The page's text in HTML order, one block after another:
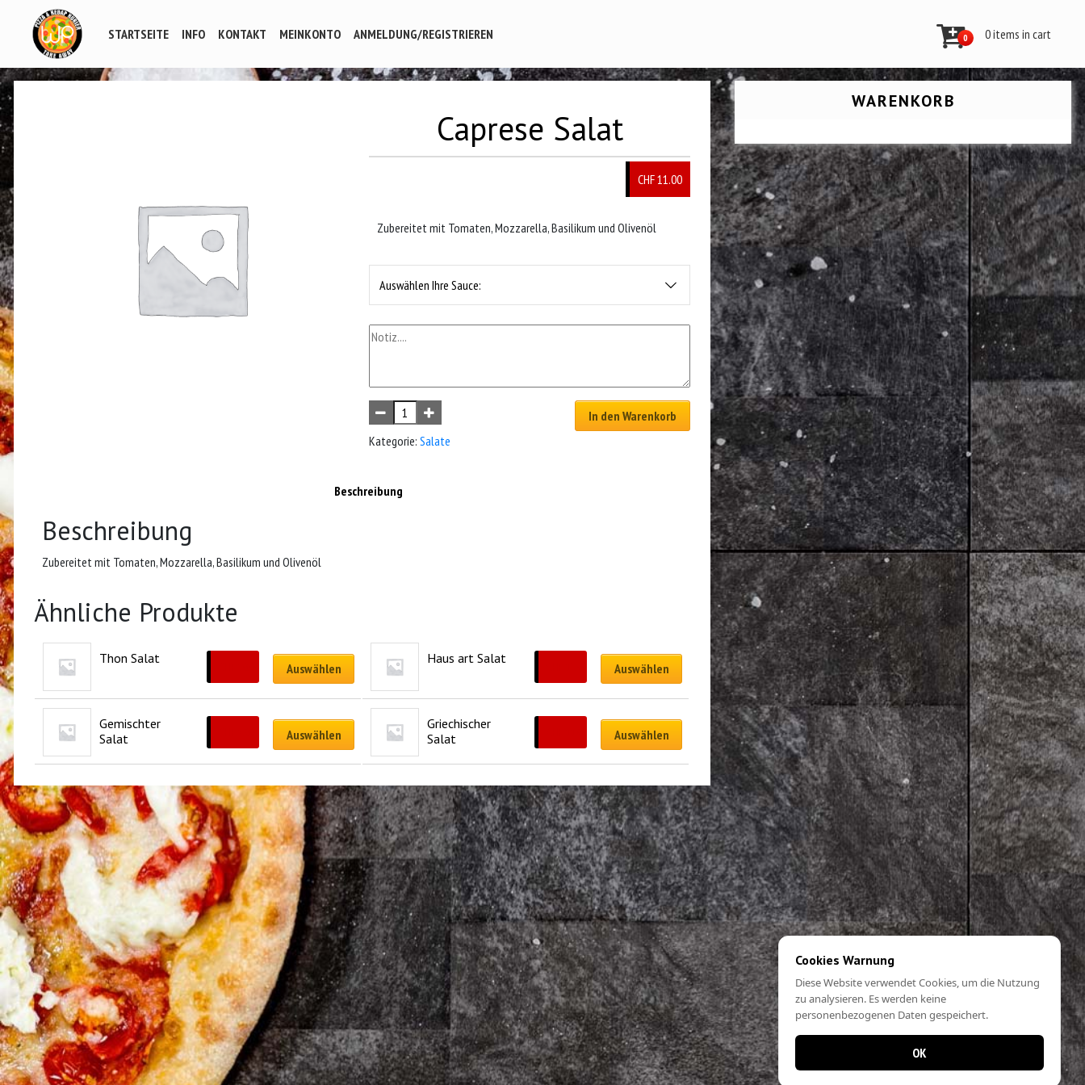
STARTSEITE INFO KONTAKT MEINKONTO ANMELDUNG/REGISTRIEREN 0 0 items in cart
Caprese Salat
CHF 11.00
Zubereitet mit Tomaten, Mozzarella, Basilikum und Olivenöl
Auswählen Ihre Sauce:
In den Warenkorb
Kategorie: Salate
Beschreibung
Beschreibung
Zubereitet mit Tomaten, Mozzarella, Basilikum und Olivenöl
Ähnliche Produkte
Thon Salat
Auswählen
Haus art Salat
Auswählen
Gemischter
Salat
Auswählen
Griechischer
Salat
Auswählen
WARENKORB
Cookies Warnung
Diese Website verwendet Cookies, um die Nutzung
zu analysieren. Es werden keine
personenbezogenen Daten gespeichert.
OK